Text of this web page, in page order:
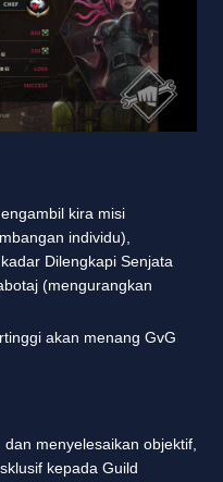
kira misi
individu),
Dilengkapi Senjata
(mengurangkan
akan menang GvG
menyelesaikan objektif,
kepada Guild